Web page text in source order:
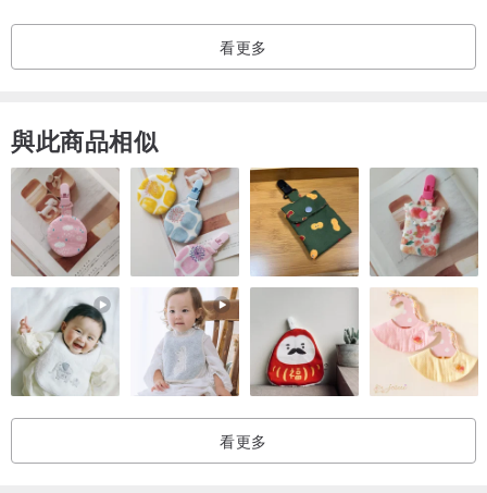
它能襯托中央主體，同時為整體畫面帶來和諧與結構感。
有別於一般貼紙，「天上宮闕」作為一種結構性的設計元素。
它不會與妳的主要作品爭鋒——
反之，能將其昇華。
精緻的鏤空雕刻，創造出陰影與深度，讓光線與設計互動，展現優雅
而立體的視覺效果。
最適合用於奇幻手帳、藝術創作、手帳裝飾，以及喜愛細膩工藝的收
藏家。
看更多
與此商品相似
看更多